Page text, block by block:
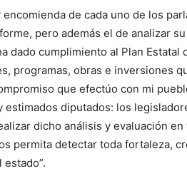
de cada uno de los
pero además el de analizar
dado cumplimiento al Plan Estatal
programas, obras e inversiones
que efectúo con mi
estimados diputados: los
dicho análisis y evaluación
permita detectar toda fortaleza,